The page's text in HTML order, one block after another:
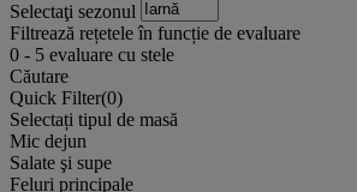
Selectaţi sezonul
Filtrează rețetele în funcție de evaluare
0 - 5 evaluare cu stele
Căutare
Quick Filter(0)
Selectați tipul de masă
Mic dejun
Salate şi supe
Feluri principale